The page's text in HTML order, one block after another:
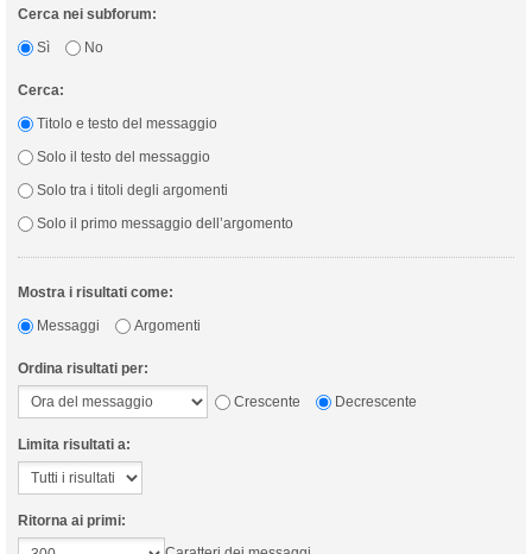
Cerca nei subforum:
Sì
No
Cerca:
Titolo e testo del messaggio
Solo il testo del messaggio
Solo tra i titoli degli argomenti
Solo il primo messaggio dell’argomento
Mostra i risultati come:
Messaggi
Argomenti
Ordina risultati per:
Crescente
Decrescente
Limita risultati a:
Ritorna ai primi: